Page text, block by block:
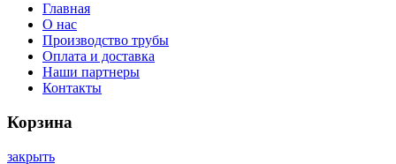
Главная
О нас
Производство трубы
Оплата и доставка
Наши партнеры
Контакты
Корзина
закрыть